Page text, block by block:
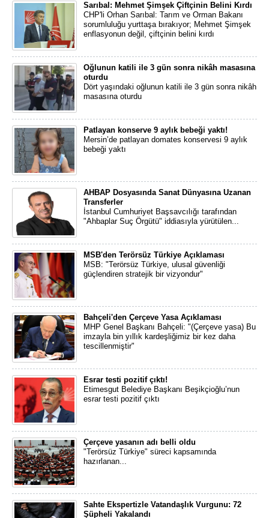
Sarıbal: Mehmet Şimşek Çiftçinin Belini Kırdı
CHP'li Orhan Sarıbal: Tarım ve Orman Bakanı
sorumluluğu yurttaşa bırakıyor; Mehmet Şimşek
enflasyonun değil, çiftçinin belini kırdı
Oğlunun katili ile 3 gün sonra nikâh masasına
oturdu
Dört yaşındaki oğlunun katili ile 3 gün sonra nikâh
masasına oturdu
Patlayan konserve 9 aylık bebeği yaktı!
Mersin’de patlayan domates konservesi 9 aylık
bebeği yaktı
AHBAP Dosyasında Sanat Dünyasına Uzanan
Transferler
İstanbul Cumhuriyet Başsavcılığı tarafından
"Ahbaplar Suç Örgütü" iddiasıyla yürütülen...
MSB'den Terörsüz Türkiye Açıklaması
MSB: "Terörsüz Türkiye, ulusal güvenliği
güçlendiren stratejik bir vizyondur"
Bahçeli'den Çerçeve Yasa Açıklaması
MHP Genel Başkanı Bahçeli: "(Çerçeve yasa) Bu
imzayla bin yıllık kardeşliğimiz bir kez daha
tescillenmiştir"
Esrar testi pozitif çıktı!
Etimesgut Belediye Başkanı Beşikçioğlu’nun
esrar testi pozitif çıktı
Çerçeve yasanın adı belli oldu
"Terörsüz Türkiye" süreci kapsamında
hazırlanan...
Sahte Ekspertizle Vatandaşlık Vurgunu: 72
Şüpheli Yakalandı